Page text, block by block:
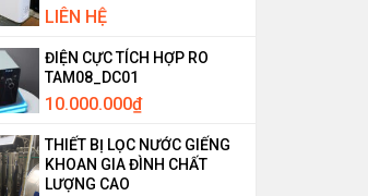
LIÊN HỆ
ĐIỆN CỰC TÍCH HỢP RO
TAM08_DC01
10.000.000₫
THIẾT BỊ LỌC NƯỚC GIẾNG
KHOAN GIA ĐÌNH CHẤT
LƯỢNG CAO